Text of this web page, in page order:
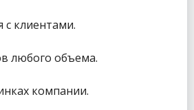
клиентами.
любого объема.
компании.